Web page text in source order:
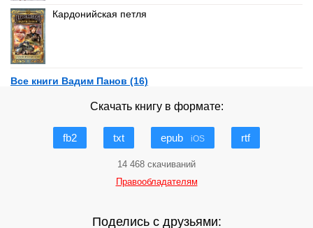
Кардонийская петля
Все книги Вадим Панов (16)
Скачать книгу в формате:
fb2 txt epub iOS rtf
14 468 скачиваний
Правообладателям
Поделись с друзьями: